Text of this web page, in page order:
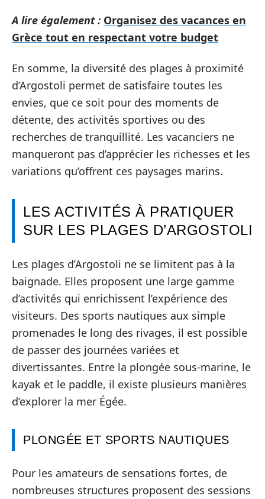
A lire également : Organisez des vacances en
Grèce tout en respectant votre budget
En somme, la diversité des plages à proximité
d’Argostoli permet de satisfaire toutes les
envies, que ce soit pour des moments de
détente, des activités sportives ou des
recherches de tranquillité. Les vacanciers ne
manqueront pas d’apprécier les richesses et les
variations qu’offrent ces paysages marins.
LES ACTIVITÉS À PRATIQUER
SUR LES PLAGES D’ARGOSTOLI
Les plages d’Argostoli ne se limitent pas à la
baignade. Elles proposent une large gamme
d’activités qui enrichissent l’expérience des
visiteurs. Des sports nautiques aux simple
promenades le long des rivages, il est possible
de passer des journées variées et
divertissantes. Entre la plongée sous-marine, le
kayak et le paddle, il existe plusieurs manières
d’explorer la mer Égée.
PLONGÉE ET SPORTS NAUTIQUES
Pour les amateurs de sensations fortes, de
nombreuses structures proposent des sessions